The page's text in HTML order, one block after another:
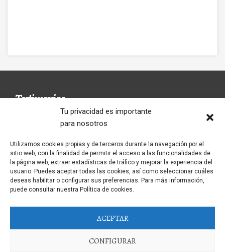
Tu privacidad es importante
para nosotros
Utilizamos cookies propias y de terceros durante la navegación por el
sitio web, con la finalidad de permitir el acceso a las funcionalidades de
la página web, extraer estadísticas de tráfico y mejorar la experiencia del
usuario. Puedes aceptar todas las cookies, así como seleccionar cuáles
deseas habilitar o configurar sus preferencias. Para más información,
puede consultar nuestra Política de cookies.
ACEPTAR
CONFIGURAR
Testimonios
Très bon restaurant sans prétention Très bon
accueil.
KATHRYN